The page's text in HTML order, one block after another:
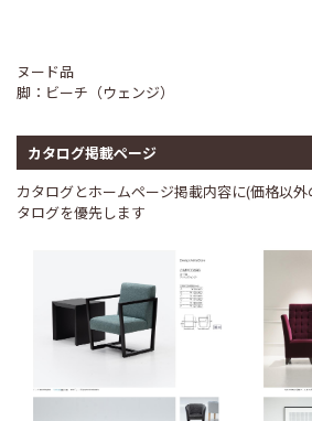
ヌード品
脚：ビーチ（ウェンジ）
カタログ掲載ページ
カタログとホームページ掲載内容に(価格以
タログを優先します